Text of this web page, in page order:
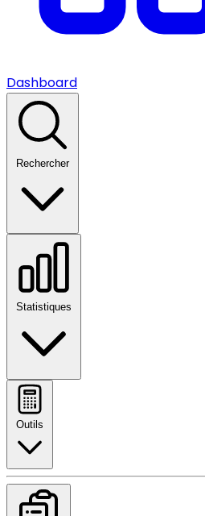
Dashboard
Rechercher
Statistiques
Outils